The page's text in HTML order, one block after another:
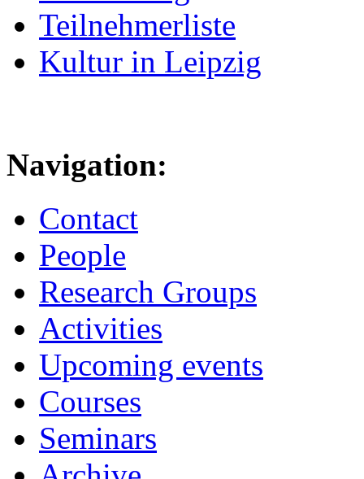
Teilnehmerliste
Kultur in Leipzig
Navigation:
Contact
People
Research Groups
Activities
Upcoming events
Courses
Seminars